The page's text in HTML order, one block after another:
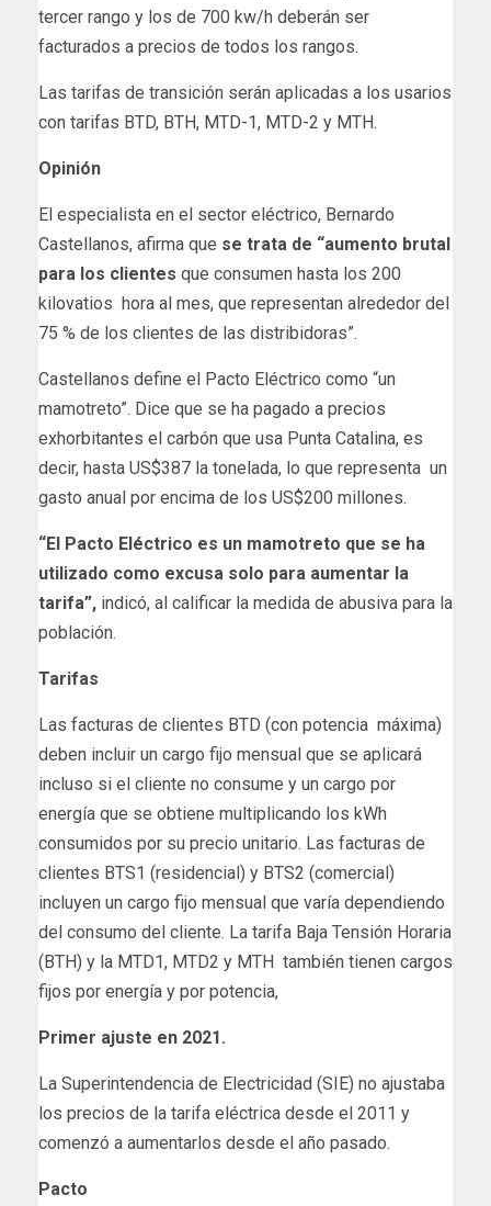
tercer rango y los de 700 kw/h deberán ser
facturados a precios de todos los rangos.
Las tarifas de transición serán aplicadas a los usarios
con tarifas BTD, BTH, MTD-1, MTD-2 y MTH.
Opinión
El especialista en el sector eléctrico, Bernardo
Castellanos, afirma que se trata de “aumento brutal
para los clientes que consumen hasta los 200
kilovatios hora al mes, que representan alrededor del
75 % de los clientes de las distribidoras”.
Castellanos define el Pacto Eléctrico como “un
mamotreto”. Dice que se ha pagado a precios
exhorbitantes el carbón que usa Punta Catalina, es
decir, hasta US$387 la tonelada, lo que representa un
gasto anual por encima de los US$200 millones.
“El Pacto Eléctrico es un mamotreto que se ha
utilizado como excusa solo para aumentar la
tarifa”, indicó, al calificar la medida de abusiva para la
población.
Tarifas
Las facturas de clientes BTD (con potencia máxima)
deben incluir un cargo fijo mensual que se aplicará
incluso si el cliente no consume y un cargo por
energía que se obtiene multiplicando los kWh
consumidos por su precio unitario. Las facturas de
clientes BTS1 (residencial) y BTS2 (comercial)
incluyen un cargo fijo mensual que varía dependiendo
del consumo del cliente. La tarifa Baja Tensión Horaria
(BTH) y la MTD1, MTD2 y MTH también tienen cargos
fijos por energía y por potencia,
Primer ajuste en 2021.
La Superintendencia de Electricidad (SIE) no ajustaba
los precios de la tarifa eléctrica desde el 2011 y
comenzó a aumentarlos desde el año pasado.
Pacto